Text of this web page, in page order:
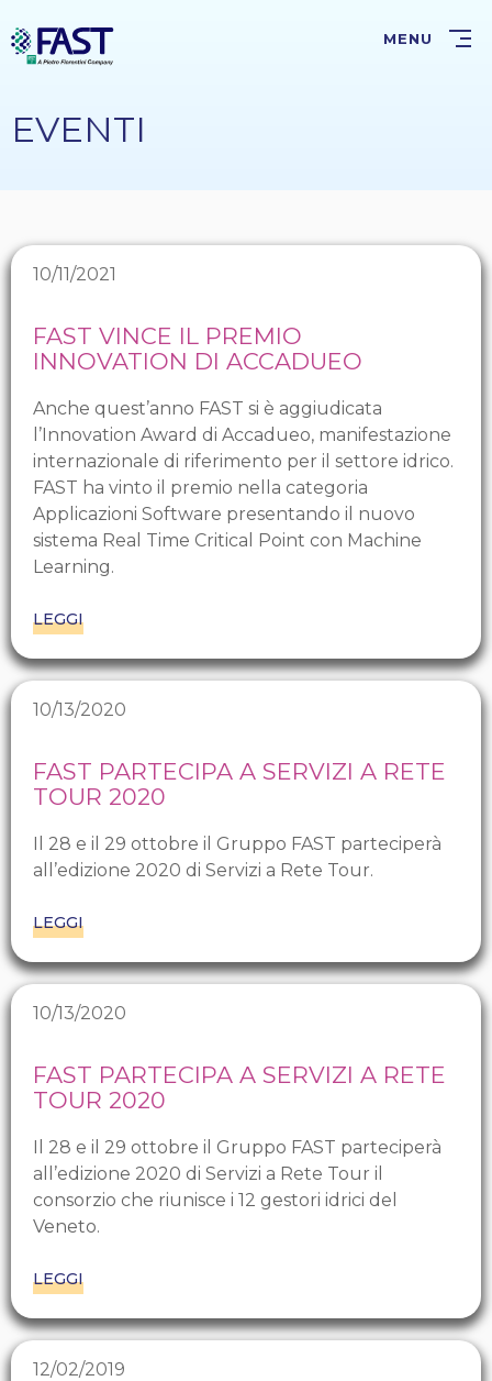
al
contenuto
MENU
EVENTI
10/11/2021
FAST VINCE IL PREMIO
INNOVATION DI ACCADUEO
Anche quest’anno FAST si è aggiudicata
l’Innovation Award di Accadueo, manifestazione
internazionale di riferimento per il settore idrico.
FAST ha vinto il premio nella categoria
Applicazioni Software presentando il nuovo
sistema Real Time Critical Point con Machine
Learning.
LEGGI
10/13/2020
FAST PARTECIPA A SERVIZI A RETE
TOUR 2020
Il 28 e il 29 ottobre il Gruppo FAST parteciperà
all’edizione 2020 di Servizi a Rete Tour.
LEGGI
10/13/2020
FAST PARTECIPA A SERVIZI A RETE
TOUR 2020
Il 28 e il 29 ottobre il Gruppo FAST parteciperà
all’edizione 2020 di Servizi a Rete Tour il
consorzio che riunisce i 12 gestori idrici del
Veneto.
LEGGI
12/02/2019